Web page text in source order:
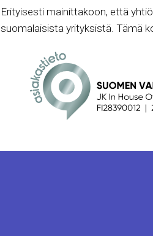
Erityisesti mainittakoon, että
suomalaisista yrityksistä. Tämä